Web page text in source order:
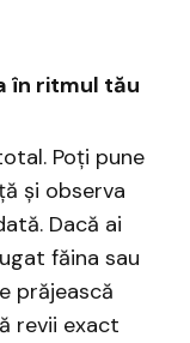
în ritmul tău
Poți pune
și observa
Dacă ai
făina sau
prăjească
revii exact